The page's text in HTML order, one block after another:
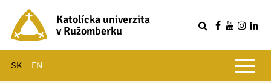
Katolícka univerzita
v Ružomberku
SK EN
Hlavné menu